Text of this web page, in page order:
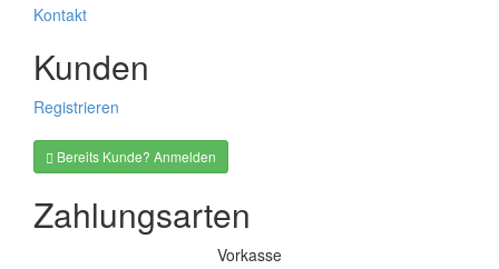
Kontakt
Kunden
Registrieren
Bereits Kunde? Anmelden
Zahlungsarten
Vorkasse